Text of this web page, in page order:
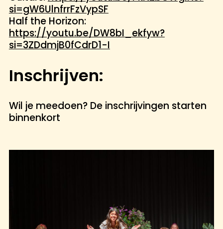
si=gW6UlnfrrFzVypSF
Half the Horizon:
https://youtu.be/DW8bI_ekfyw?
si=3ZDdmjB0fCdrD1-I
Inschrijven:
Wil je meedoen? De inschrijvingen starten
binnenkort